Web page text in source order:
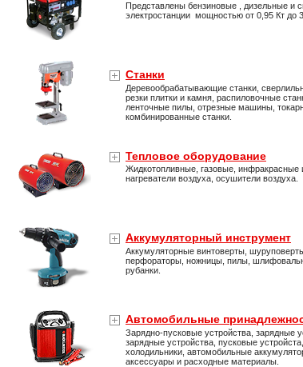
Представлены бензиновые , дизельные и
электростанции мощностью от 0,95 Кт до
Станки
Деревообрабатывающие станки,
резки плитки и камня, распиловочные
ленточные пилы, отрезные машины,
комбинированные станки.
Тепловое оборудование
Жидкотопливные, газовые, инфракрасные
нагреватели воздуха, осушители воздуха.
Аккумуляторный инструмент
Аккумуляторные винтоверты,
перфораторы, ножницы, пилы,
рубанки.
Автомобильные
Зарядно-пусковые устройства, зарядные
зарядные устройства, пусковые
холодильники, автомобильные
аксессуары и расходные материалы.